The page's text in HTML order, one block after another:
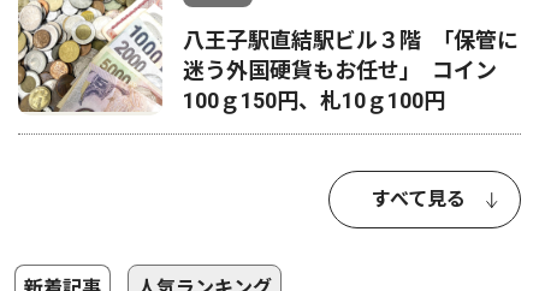
八王子駅直結駅ビル３階 ｢保管に
迷う外国硬貨もお任せ｣ コイン
100ｇ150円、札10ｇ100円
すべて見る